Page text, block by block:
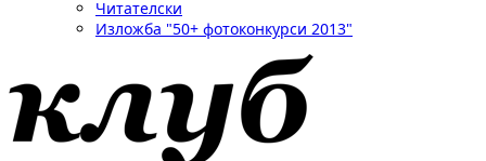
Читателски
Изложба "50+ фотоконкурси 2013"